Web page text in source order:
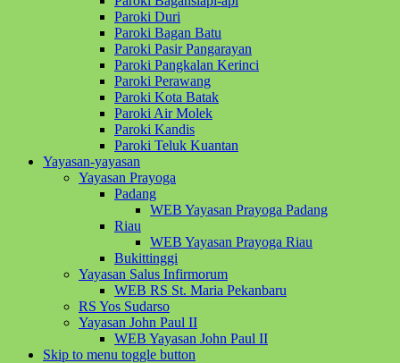
Paroki Duri
Paroki Bagan Batu
Paroki Pasir Pangarayan
Paroki Pangkalan Kerinci
Paroki Perawang
Paroki Kota Batak
Paroki Air Molek
Paroki Kandis
Paroki Teluk Kuantan
Yayasan-yayasan
Yayasan Prayoga
Padang
WEB Yayasan Prayoga Padang
Riau
WEB Yayasan Prayoga Riau
Bukittinggi
Yayasan Salus Infirmorum
WEB RS St. Maria Pekanbaru
RS Yos Sudarso
Yayasan John Paul II
WEB Yayasan John Paul II
Skip to menu toggle button